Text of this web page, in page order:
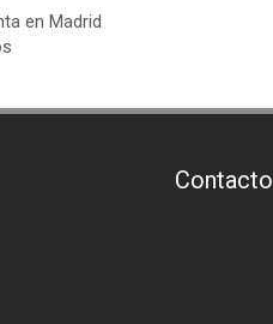
en Madrid
Contacto